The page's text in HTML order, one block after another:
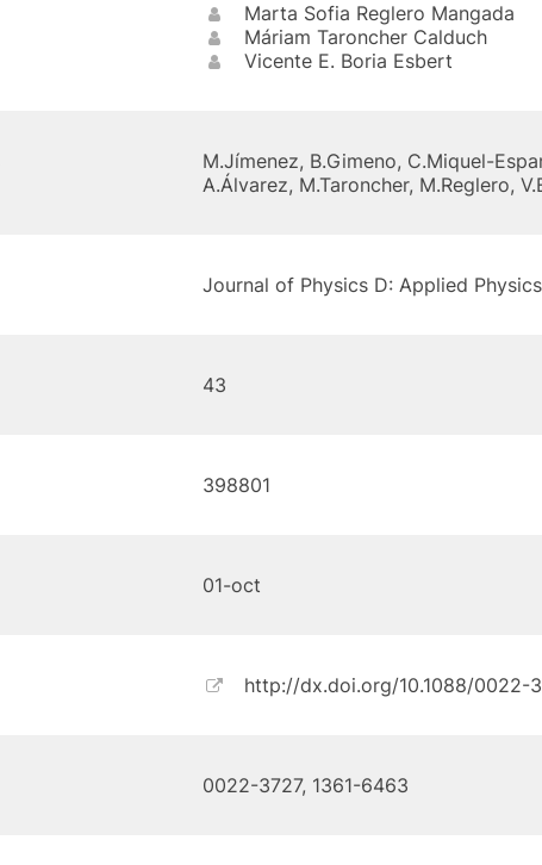
Marta Sofia Reglero Mangada
Máriam Taroncher Calduch
Vicente E. Boria Esbert
M.Jímenez, B.Gimeno, C.Miquel-
A.Álvarez, M.Taroncher, M.Reglero,
Journal of Physics D: Applied Physics
43
398801
01-oct
http://dx.doi.org/10.1088/0022-
0022-3727, 1361-6463